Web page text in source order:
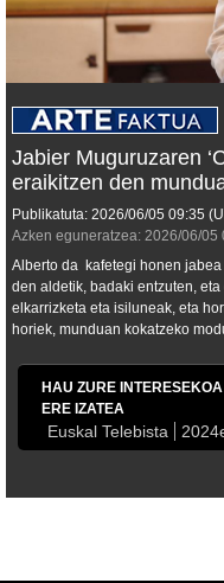
Jabier Muguruzaren
eraikitzen den
Publikatuta: 2026/06/05 09:35
Azken eguneratzea: 2026/06/05
Alberto da kafetegi honen
den aldetik, badaki entzuten,
elkarrizketa eta isiluneak, eta
horiek, munduan kokatzeko
HAU ZURE
ERE IZATEA
Euskal Telebista